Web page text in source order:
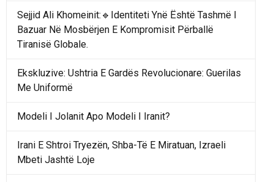
Sejjid Ali Khomeinit:🔹Identiteti Ynë Është Tashmë I
Bazuar Në Mosbërjen E Kompromisit Përballë
Tiranisë Globale.
Ekskluzive: Ushtria E Gardës Revolucionare: Guerilas
Me Uniformë
Modeli I Jolanit Apo Modeli I Iranit?
Irani E Shtroi Tryezën, Shba-Të E Miratuan, Izraeli
Mbeti Jashtë Loje